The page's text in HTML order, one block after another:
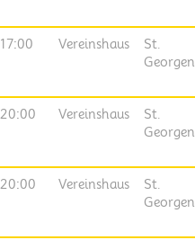
17:00 Vereinshaus
St.
Georgen
20:00 Vereinshaus
St.
Georgen
20:00 Vereinshaus
St.
Georgen